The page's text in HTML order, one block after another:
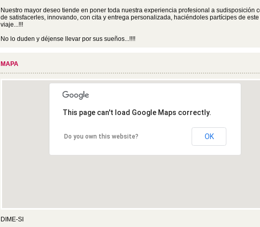
Nuestro mayor deseo tiende en poner toda nuestra experiencia profesional a sudisposición
de satisfacerles, innovando, con cita y entrega personalizada, haciéndoles partícipes de
viaje...!!!
No lo duden y déjense llevar por sus sueños...!!!!
MAPA
This page can't load Google Maps correctly.
Do you own this website? OK
DIME-SI